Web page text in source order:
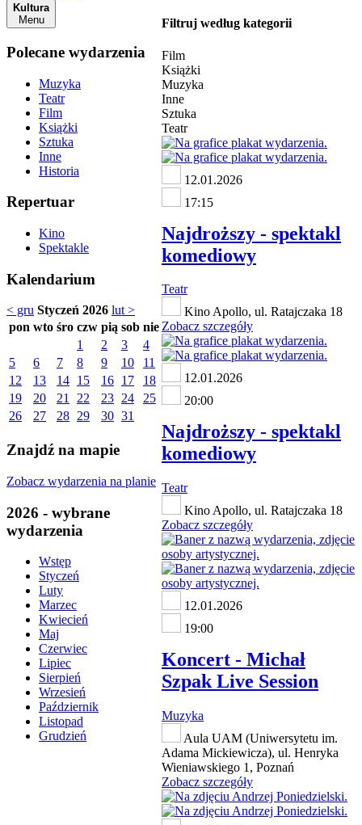
Kultura
Menu
Polecane wydarzenia
Muzyka
Teatr
Film
Książki
Sztuka
Inne
Historia
Repertuar
Kino
Spektakle
Kalendarium
< gru Styczeń 2026 lut >
pon wto śro czw pią sob nie
1
2 3
4
5
6 7 8 9 10
11
12
13 14 15 16 17
18
19
20 21 22 23 24
25
26
27 28 29 30 31
Znajdź na mapie
Zobacz wydarzenia na planie
2026 - wybrane
wydarzenia
Wstęp
Styczeń
Luty
Marzec
Kwiecień
Maj
Czerwiec
Lipiec
Sierpień
Wrzesień
Październik
Listopad
Grudzień
Filtruj według kategorii
Film
Książki
Muzyka
Inne
Sztuka
Teatr
12.01.2026
17:15
Najdroższy - spektakl
komediowy
Teatr
Kino Apollo, ul. Ratajczaka 18
Zobacz szczegóły
12.01.2026
20:00
Najdroższy - spektakl
komediowy
Teatr
Kino Apollo, ul. Ratajczaka 18
Zobacz szczegóły
12.01.2026
19:00
Koncert - Michał
Szpak Live Session
Muzyka
Aula UAM (Uniwersytetu im.
Adama Mickiewicza), ul. Henryka
Wieniawskiego 1, Poznań
Zobacz szczegóły